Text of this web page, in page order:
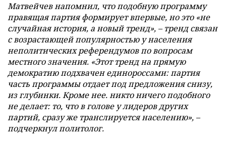
Матвейчев напомнил, что подобную программу
правящая партия формирует впервые, но это «не
случайная история, а новый тренд», – тренд связан
с возрастающей популярностью у населения
неполитических референдумов по вопросам
местного значения. «Этот тренд на прямую
демократию подхвачен единороссами: партия
часть программы отдает под предложения снизу,
из глубинки. Кроме нее. никто ничего подобного
не делает: то, что в голове у лидеров других
партий, сразу же транслируется населению», –
подчеркнул политолог.